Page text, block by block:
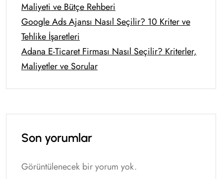
Maliyeti ve Bütçe Rehberi
Google Ads Ajansı Nasıl Seçilir? 10 Kriter ve
Tehlike İşaretleri
Adana E-Ticaret Firması Nasıl Seçilir? Kriterler,
Maliyetler ve Sorular
Son yorumlar
Görüntülenecek bir yorum yok.